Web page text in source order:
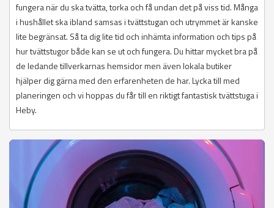
fungera när du ska tvätta, torka och få undan det på viss tid. Många
i hushållet ska ibland samsas i tvättstugan och utrymmet är kanske
lite begränsat. Så ta dig lite tid och inhämta information och tips på
hur tvättstugor både kan se ut och fungera. Du hittar mycket bra på
de ledande tillverkarnas hemsidor men även lokala butiker
hjälper dig gärna med den erfarenheten de har. Lycka till med
planeringen och vi hoppas du får till en riktigt fantastisk tvättstuga i
Heby.